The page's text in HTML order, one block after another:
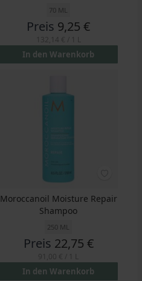
70 ML
Preis 9,25 €
In den Warenkorb
Moroccanoil Moisture Repair
Shampoo
250 ML
Preis 22,75 €
In den Warenkorb